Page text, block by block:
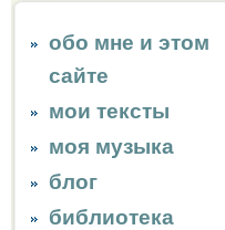
обо мне и этом
сайте
мои тексты
моя музыка
блог
библиотека